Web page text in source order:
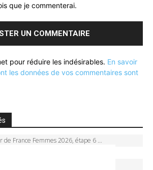
que je commenterai.
pour réduire les indésirables. En savoir
les données de vos commentaires sont
Femmes 2026, étape 6 – Kim Le Court-Pienaar gagne à Tournon, Reusser en jaune